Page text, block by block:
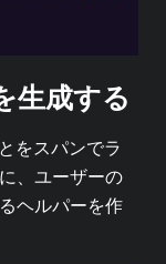
生成する
をスパンでラ
、ユーザーの
ヘルパーを作